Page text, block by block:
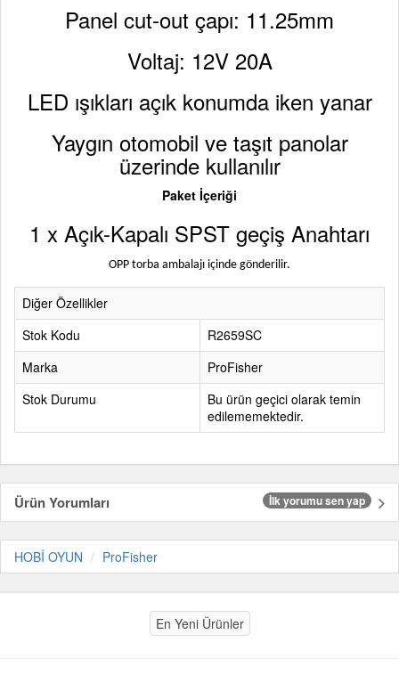
Panel cut-out çapı: 11.25mm
Voltaj: 12V 20A
LED ışıkları açık konumda iken yanar
Yaygın otomobil ve taşıt panolar
üzerinde kullanılır
Paket İçeriği
1 x Açık-Kapalı SPST geçiş Anahtarı
OPP torba ambalajı içinde gönderilir.
Diğer Özellikler
Stok Kodu
R2659SC
Marka
ProFisher
Stok Durumu
Bu ürün geçici olarak temin
edilememektedir.
Ürün Yorumları İlk yorumu sen yap
HOBİ OYUN ProFisher
En Yeni Ürünler